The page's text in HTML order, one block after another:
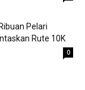
Pelari
Rute 10K
0